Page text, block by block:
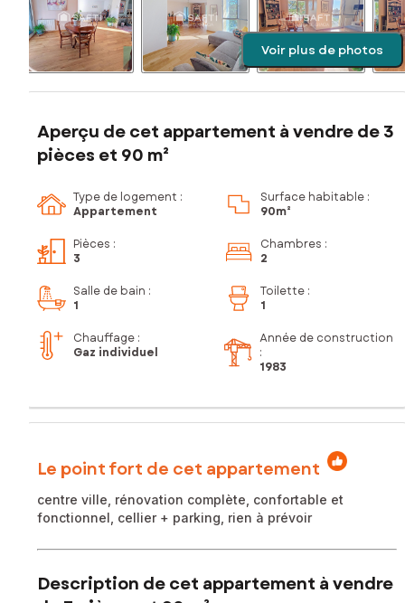
Voir plus de photos
Aperçu de cet appartement à vendre de 3
pièces et 90 m²
Type de logement :
Appartement
Surface habitable :
90m²
Pièces :
3
Chambres :
2
Salle de bain :
1
Toilette :
1
Chauffage :
Gaz individuel
Année de construction
:
1983
Le point fort de cet appartement
centre ville, rénovation complète, confortable et
fonctionnel, cellier + parking, rien à prévoir
Description de cet appartement à vendre